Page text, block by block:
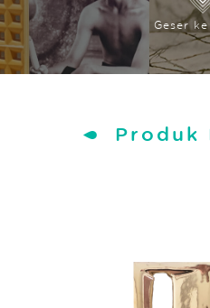
Geser
Produk